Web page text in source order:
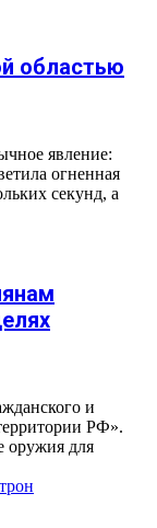
областью
явление:
огненная
секунд, а
и
РФ».
оружия для